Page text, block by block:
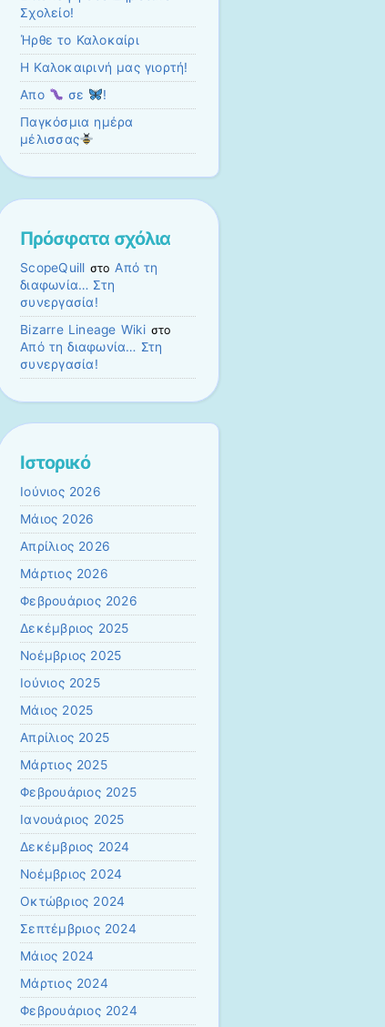
Σχολείο!
Ήρθε το Καλοκαίρι
Η Καλοκαιρινή μας γιορτή!
Απο
σε
!
Παγκόσμια ημέρα
μέλισσας
Πρόσφατα σχόλια
ScopeQuill στο Από τη
διαφωνία… Στη
συνεργασία!
Bizarre Lineage Wiki στο
Από τη διαφωνία… Στη
συνεργασία!
Ιστορικό
Ιούνιος 2026
Μάιος 2026
Απρίλιος 2026
Μάρτιος 2026
Φεβρουάριος 2026
Δεκέμβριος 2025
Νοέμβριος 2025
Ιούνιος 2025
Μάιος 2025
Απρίλιος 2025
Μάρτιος 2025
Φεβρουάριος 2025
Ιανουάριος 2025
Δεκέμβριος 2024
Νοέμβριος 2024
Οκτώβριος 2024
Σεπτέμβριος 2024
Μάιος 2024
Μάρτιος 2024
Φεβρουάριος 2024